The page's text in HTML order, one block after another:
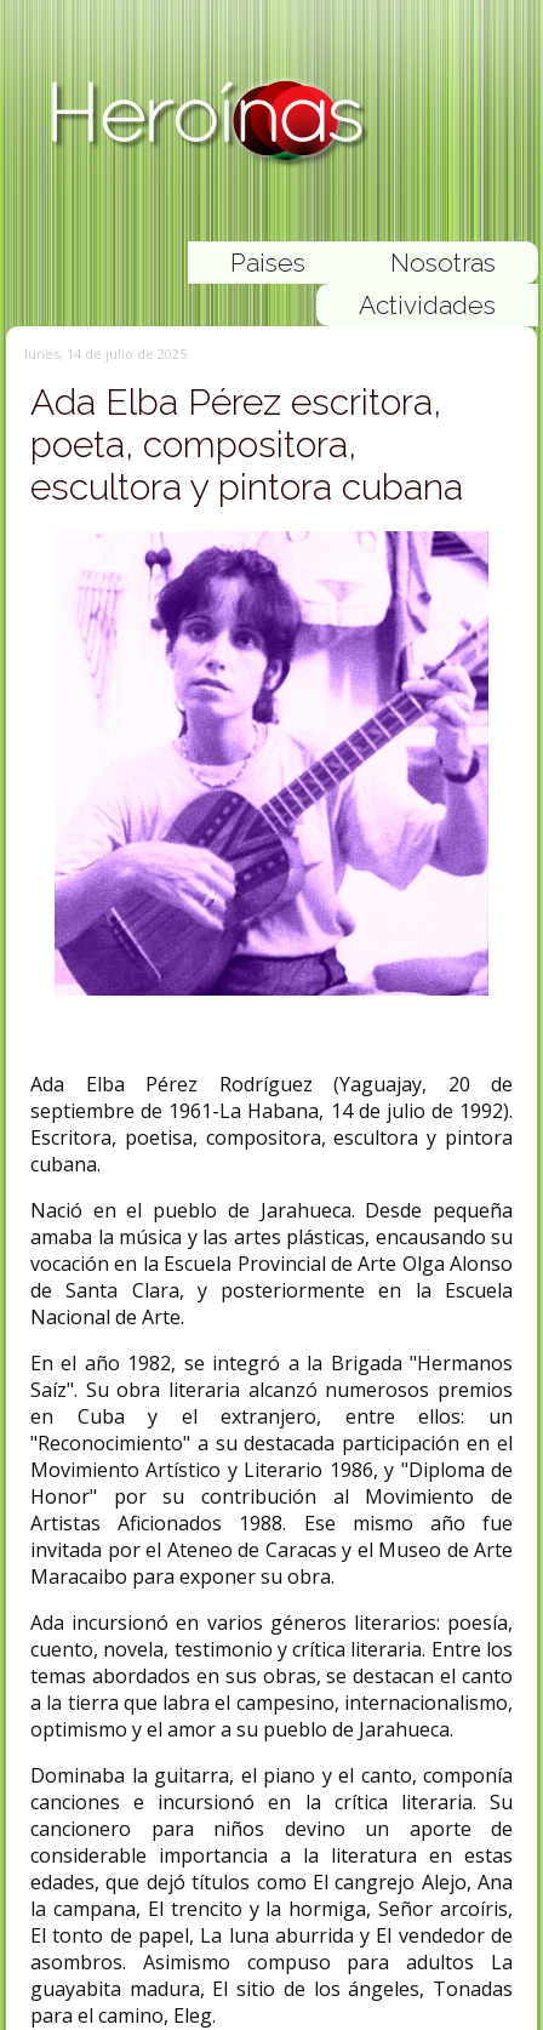
Nosotras
Paises
Actividades
lunes, 14 de julio de 2025
Ada Elba Pérez escritora,
poeta, compositora,
escultora y pintora cubana
Ada Elba Pérez Rodríguez (Yaguajay, 20 de
septiembre de 1961-La Habana, 14 de julio de 1992).
Escritora, poetisa, compositora, escultora y pintora
cubana.
Nació en el pueblo de Jarahueca. Desde pequeña
amaba la música y las artes plásticas, encausando su
vocación en la Escuela Provincial de Arte Olga Alonso
de Santa Clara, y posteriormente en la Escuela
Nacional de Arte.
En el año 1982, se integró a la Brigada "Hermanos
Saíz". Su obra literaria alcanzó numerosos premios
en Cuba y el extranjero, entre ellos: un
"Reconocimiento" a su destacada participación en el
Movimiento Artístico y Literario 1986, y "Diploma de
Honor" por su contribución al Movimiento de
Artistas Aficionados 1988. Ese mismo año fue
invitada por el Ateneo de Caracas y el Museo de Arte
Maracaibo para exponer su obra.
Ada incursionó en varios géneros literarios: poesía,
cuento, novela, testimonio y crítica literaria. Entre los
temas abordados en sus obras, se destacan el canto
a la tierra que labra el campesino, internacionalismo,
optimismo y el amor a su pueblo de Jarahueca.
Dominaba la guitarra, el piano y el canto, componía
canciones e incursionó en la crítica literaria. Su
cancionero para niños devino un aporte de
considerable importancia a la literatura en estas
edades, que dejó títulos como El cangrejo Alejo, Ana
la campana, El trencito y la hormiga, Señor arcoíris,
El tonto de papel, La luna aburrida y El vendedor de
asombros. Asimismo compuso para adultos La
guayabita madura, El sitio de los ángeles, Tonadas
para el camino, Eleg.